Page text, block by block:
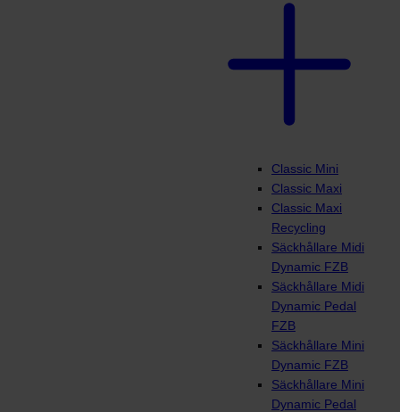
Classic Mini
Classic Maxi
Classic Maxi
Recycling
Säckhållare Midi
Dynamic FZB
Säckhållare Midi
Dynamic Pedal
FZB
Säckhållare Mini
Dynamic FZB
Säckhållare Mini
Dynamic Pedal